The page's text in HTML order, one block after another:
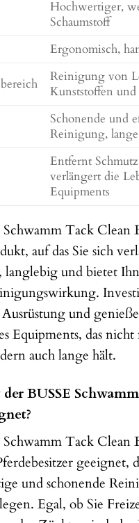
Hochwertiger,
Schaumstoff
Ergonomisch,
Reinigung von
Kunststoffen
Schonende und
Reinigung,
Entfernt
verlängert die
Equipments
Tack Clean
auf das Sie sich
langlebig und bietet
und
Equipments, das
auch lange hält.
BUSSE
Tack Clean
geeignet,
und schonende
Egal, ob Sie